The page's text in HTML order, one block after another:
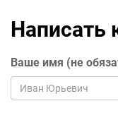
Написать
Ваше имя (не